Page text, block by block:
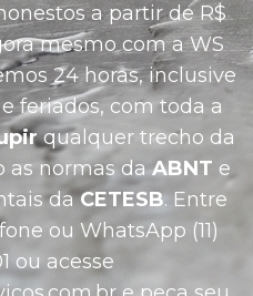
a partir de R$
mesmo com a WS
24 horas, inclusive
feriados, com toda a
qualquer trecho da
as normas daABNT e
daCETESB. Entre
ou WhatsApp (11)
ou acesse